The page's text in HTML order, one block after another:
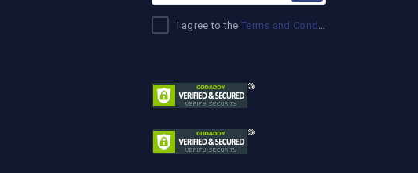
I agree to theTerms and Conditions